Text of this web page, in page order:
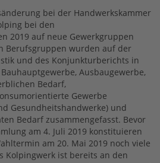
bei der Handwerkskammer
bei den
2019 auf neue Gewerkgruppen
Berufsgruppen wurden auf der
und des Konjunkturberichts in
Ausbaugewerbe,
Bedarf,
Gewerbe
Gesundheitshandwerke) und
Bedarf zusammengefasst. Bevor
am 4. Juli 2019 konstituieren
am 20. Mai 2019 noch viele
Kolpingwerk ist bereits an den